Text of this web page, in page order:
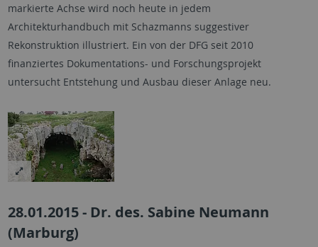
markierte Achse wird noch heute in jedem
Architekturhandbuch mit Schazmanns suggestiver
Rekonstruktion illustriert. Ein von der DFG seit 2010
finanziertes Dokumentations- und Forschungsprojekt
untersucht Entstehung und Ausbau dieser Anlage neu.
28.01.2015 - Dr. des. Sabine Neumann
(Marburg)